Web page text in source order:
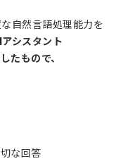
自然言語処理能力を
シスタント
たもので、
な回答